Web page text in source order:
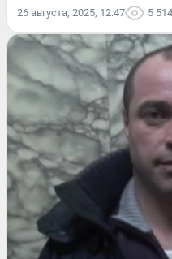
26 августа, 2025, 12:47 5 514